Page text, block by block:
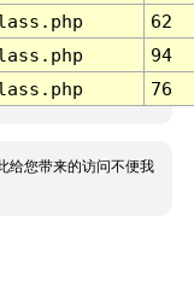
62
94
76
给您带来的访问不便我